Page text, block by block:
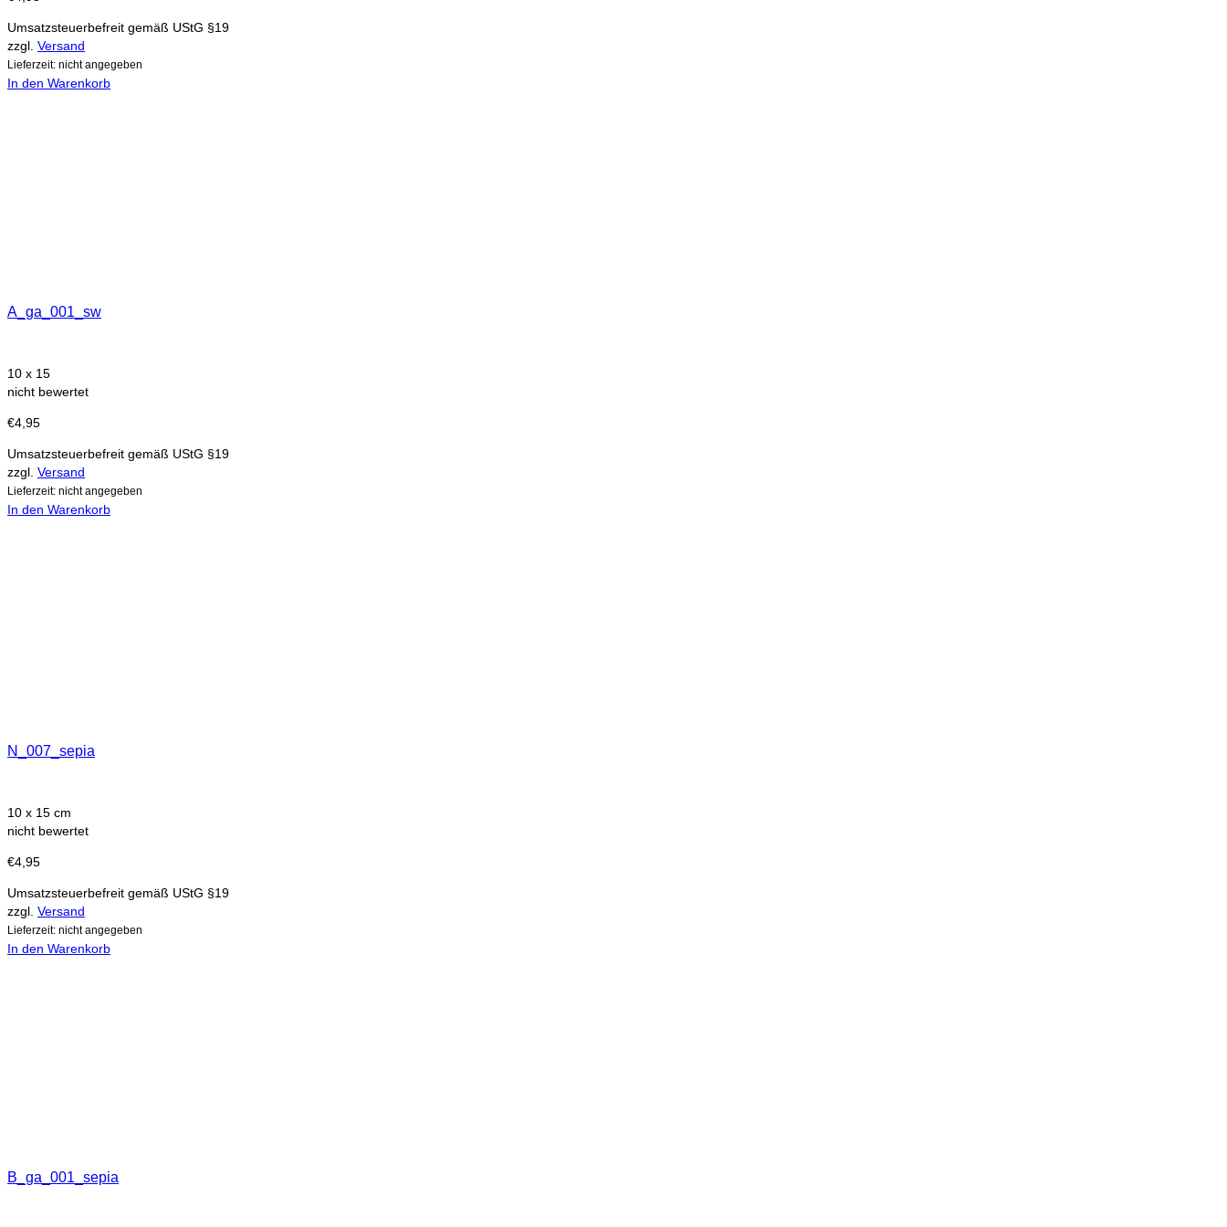
Umsatzsteuerbefreit gemäß UStG §19
zzgl. Versand
Lieferzeit: nicht angegeben
In den Warenkorb
A_ga_001_sw
10 x 15
nicht bewertet
€4,95
Umsatzsteuerbefreit gemäß UStG §19
zzgl. Versand
Lieferzeit: nicht angegeben
In den Warenkorb
N_007_sepia
10 x 15 cm
nicht bewertet
€4,95
Umsatzsteuerbefreit gemäß UStG §19
zzgl. Versand
Lieferzeit: nicht angegeben
In den Warenkorb
B_ga_001_sepia